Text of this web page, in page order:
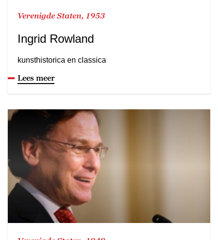
Verenigde Staten, 1953
Ingrid Rowland
kunsthistorica en classica
Lees meer